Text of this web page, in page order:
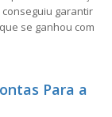
garantir
se ganhou com
Para a